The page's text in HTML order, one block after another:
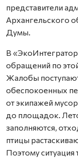
представители
Архангельского
Думы.
В
обращений по
Жалобы
обеспокоенных
от экипажей
до площадок.
заполняются,
птицы
Поэтому ситуация